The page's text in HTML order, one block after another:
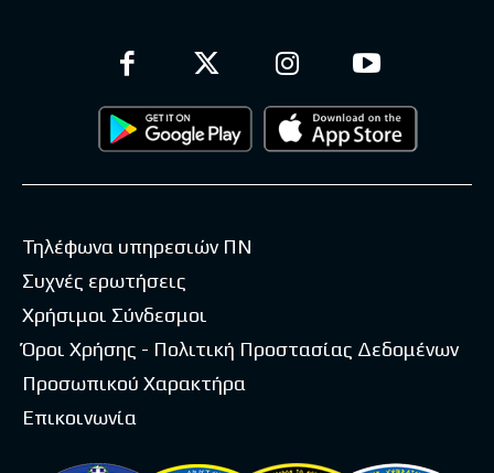
Τηλέφωνα υπηρεσιών ΠΝ
Συχνές ερωτήσεις
Χρήσιμοι Σύνδεσμοι
Όροι Χρήσης - Πολιτική Προστασίας Δεδομένων
Προσωπικού Χαρακτήρα
Επικοινωνία